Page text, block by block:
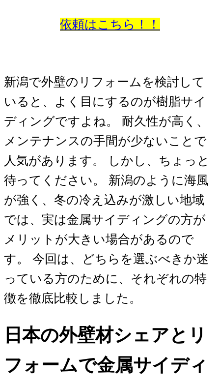
依頼はこちら！！
新潟で外壁のリフォームを検討して
いると、よく目にするのが樹脂サイ
ディングですよね。 耐久性が高く、
メンテナンスの手間が少ないことで
人気があります。 しかし、ちょっと
待ってください。 新潟のように海風
が強く、冬の冷え込みが激しい地域
では、実は金属サイディングの方が
メリットが大きい場合があるので
す。 今回は、どちらを選ぶべきか迷
っている方のために、それぞれの特
徴を徹底比較しました。
日本の外壁材シェアとリ
フォームで金属サイディ